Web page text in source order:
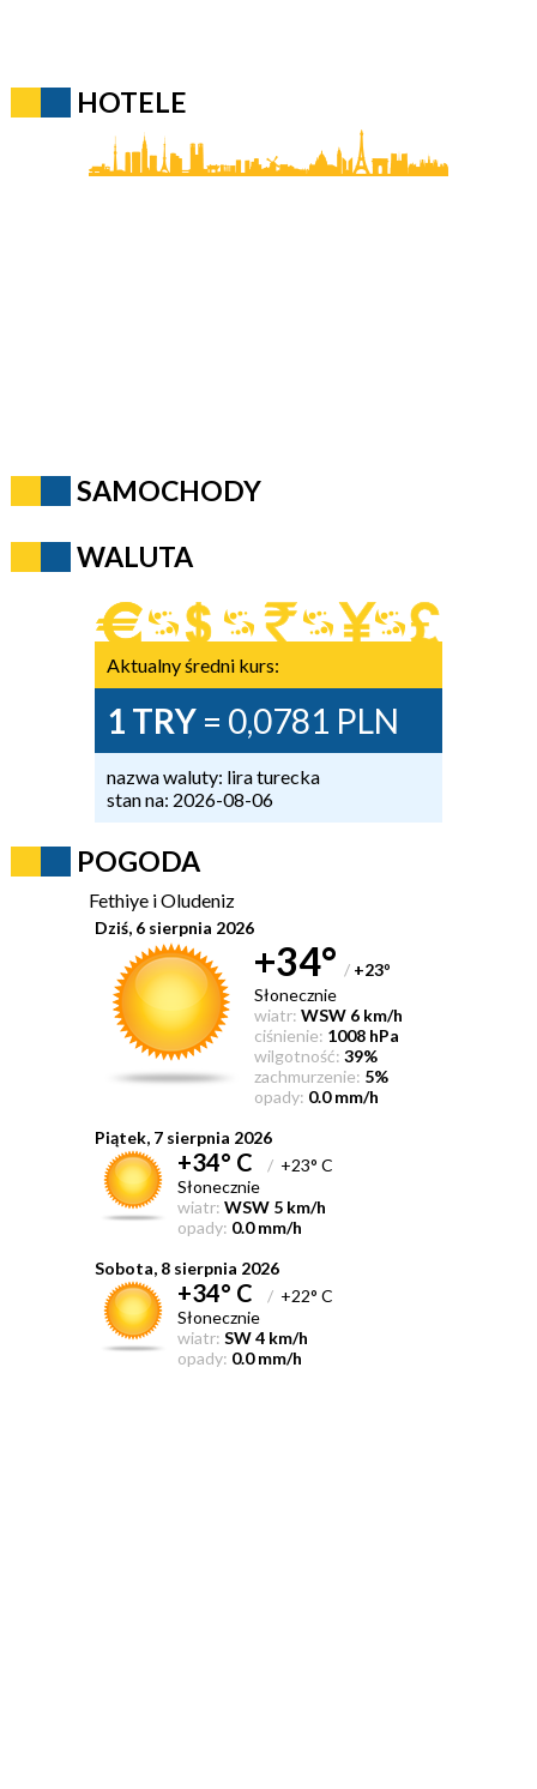
HOTELE
SAMOCHODY
WALUTA
Aktualny średni kurs:
1 TRY= 0,0781 PLN
nazwa waluty: lira turecka
stan na: 2026-08-06
POGODA
Fethiye i Oludeniz
Dziś, 6 sierpnia 2026
+34° / +23°
Słonecznie
wiatr: WSW 6 km/h
ciśnienie: 1008 hPa
wilgotność: 39%
zachmurzenie: 5%
opady: 0.0 mm/h
Piątek, 7 sierpnia 2026
+34° C /+23° C
Słonecznie
wiatr: WSW 5 km/h
opady: 0.0 mm/h
Sobota, 8 sierpnia 2026
+34° C /+22° C
Słonecznie
wiatr: SW 4 km/h
opady: 0.0 mm/h